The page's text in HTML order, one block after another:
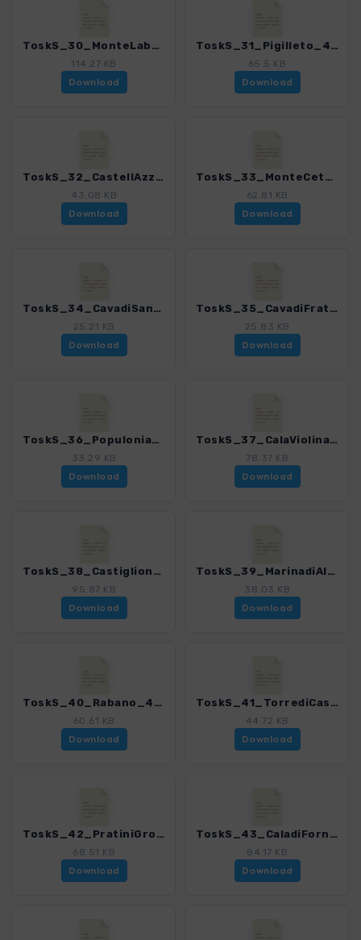
ToskS_30_MonteLabbro2_4169_7.gpx
114.27 KB
Download
ToskS_31_Pigilleto_4169_7.gpx
65.5 KB
Download
ToskS_32_CastellAzzara_4169_7.gpx
43.08 KB
Download
ToskS_33_MonteCetona_4169_7.gpx
62.81 KB
Download
ToskS_34_CavadiSanGiuseppe_4169_7.gpx
25.21 KB
Download
ToskS_35_CavadiFratenuti_4169_7.gpx
25.83 KB
Download
ToskS_36_Populonia_4169_7.gpx
33.29 KB
Download
ToskS_37_CalaViolina_4169_7.gpx
78.37 KB
Download
ToskS_38_CastiglionedellaPescaia_4169_7.gpx
95.87 KB
Download
ToskS_39_MarinadiAlberese_4169_7.gpx
38.03 KB
Download
ToskS_40_Rabano_4169_7.gpx
60.61 KB
Download
ToskS_41_TorrediCastelMarino_4169_7.gpx
44.72 KB
Download
ToskS_42_PratiniGrottadelleCaprarecce_4169_7.gpx
68.51 KB
Download
ToskS_43_CaladiForno_4169_7.gpx
84.17 KB
Download